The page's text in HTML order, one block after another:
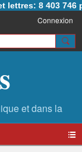
8 403 746
Connexion